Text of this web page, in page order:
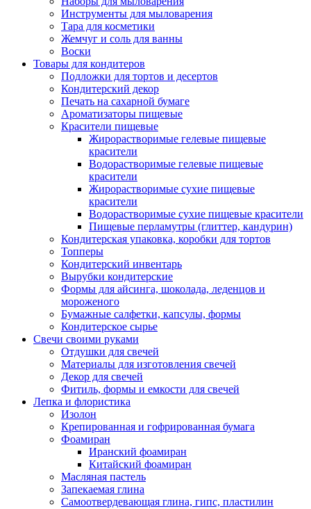
Инструменты для мыловарения
Тара для косметики
Жемчуг и соль для ванны
Воски
Товары для кондитеров
Подложки для тортов и десертов
Кондитерский декор
Печать на сахарной бумаге
Ароматизаторы пищевые
Красители пищевые
Жирорастворимые гелевые пищевые
красители
Водорастворимые гелевые пищевые
красители
Жирорастворимые сухие пищевые
красители
Водорастворимые сухие пищевые красители
Пищевые перламутры (глиттер, кандурин)
Кондитерская упаковка, коробки для тортов
Топперы
Кондитерский инвентарь
Вырубки кондитерские
Формы для айсинга, шоколада, леденцов и
мороженого
Бумажные салфетки, капсулы, формы
Кондитерское сырье
Свечи своими руками
Отдушки для свечей
Материалы для изготовления свечей
Декор для свечей
Фитиль, формы и емкости для свечей
Лепка и флористика
Изолон
Крепированная и гофрированная бумага
Фоамиран
Иранский фоамиран
Китайский фоамиран
Масляная пастель
Запекаемая глина
Самоотвердевающая глина, гипс, пластилин